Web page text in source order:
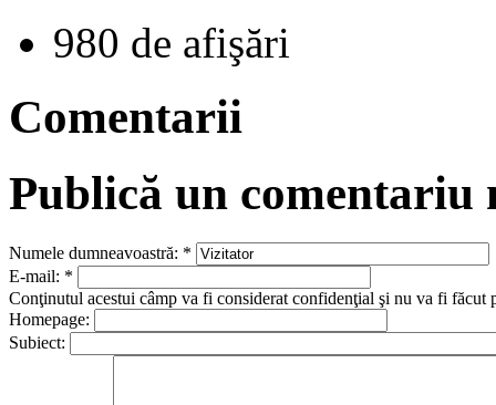
980 de afişări
Comentarii
Publică un comentariu
Numele dumneavoastră: *
E-mail: *
Conţinutul acestui câmp va fi considerat confidenţial şi nu va fi făcut
Homepage:
Subiect: